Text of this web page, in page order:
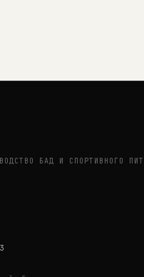
БАД И СПОРТИВНОГО